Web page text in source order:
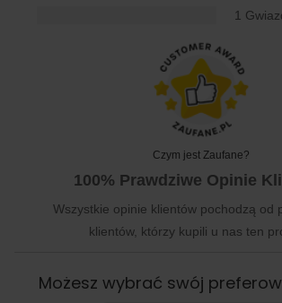
1
Czym jest Zaufane?
100% Prawdziwe Opinie
Wszystkie opinie klientów pochodzą od
klientów, którzy kupili u nas ten
Możesz wybrać swój